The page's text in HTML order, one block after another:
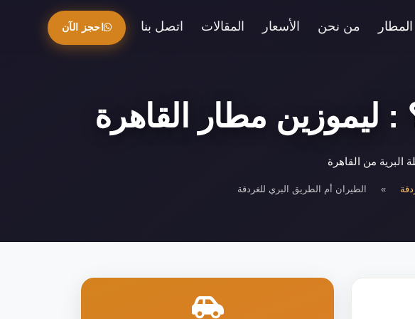
من نحن الأسعار المقالات اتصل بنا احجز الآن
: ليموزين مطار القاهرة
البرية من القاهرة
» الطيران أم الطريق البري للغردقة